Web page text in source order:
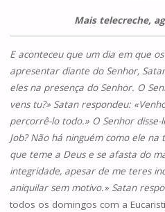
Mais telecreche,
E aconte­ceu que um dia em que
apresentar diante do Senhor,
eles na presença do Se­nhor. O
vens tu?» Satan respondeu:
percorrê-lo todo.» O Senhor
Job? Não há ninguém como ele
que teme a Deus e se afasta do
integridade, apesar de me teres
aniquilar sem motivo.» Satan
todos os domingos com a